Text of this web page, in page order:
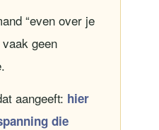
“even over je
geen
aangeeft: hier
die